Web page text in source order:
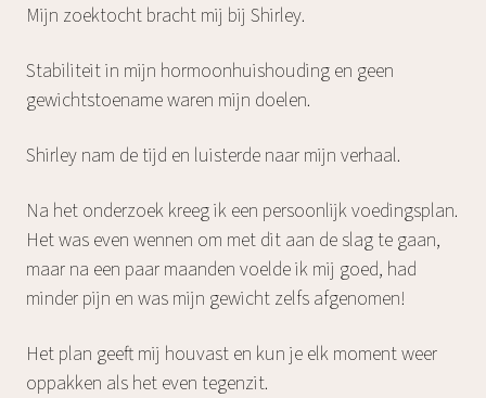
Mijn zoektocht bracht mij bij Shirley.
Stabiliteit in mijn hormoonhuishouding en geen
gewichtstoename waren mijn doelen.
Shirley nam de tijd en luisterde naar mijn verhaal.
Na het onderzoek kreeg ik een persoonlijk voedingsplan.
Het was even wennen om met dit aan de slag te gaan,
maar na een paar maanden voelde ik mij goed, had
minder pijn en was mijn gewicht zelfs afgenomen!
Het plan geeft mij houvast en kun je elk moment weer
oppakken als het even tegenzit.